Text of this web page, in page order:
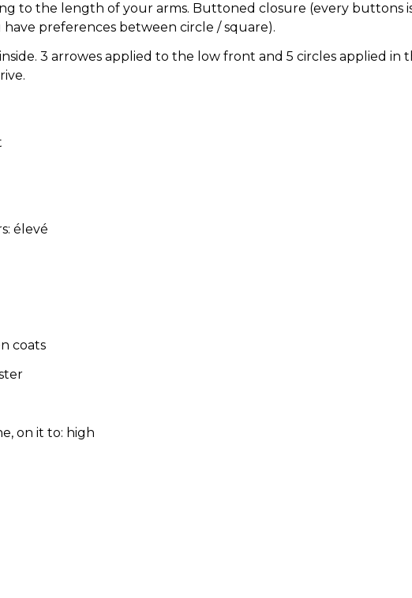
to the length of your arms. Buttoned closure (every
preferences between circle / square).
3 arrowes applied to the low front and 5 circles applied
élevé
coats
on it to: high